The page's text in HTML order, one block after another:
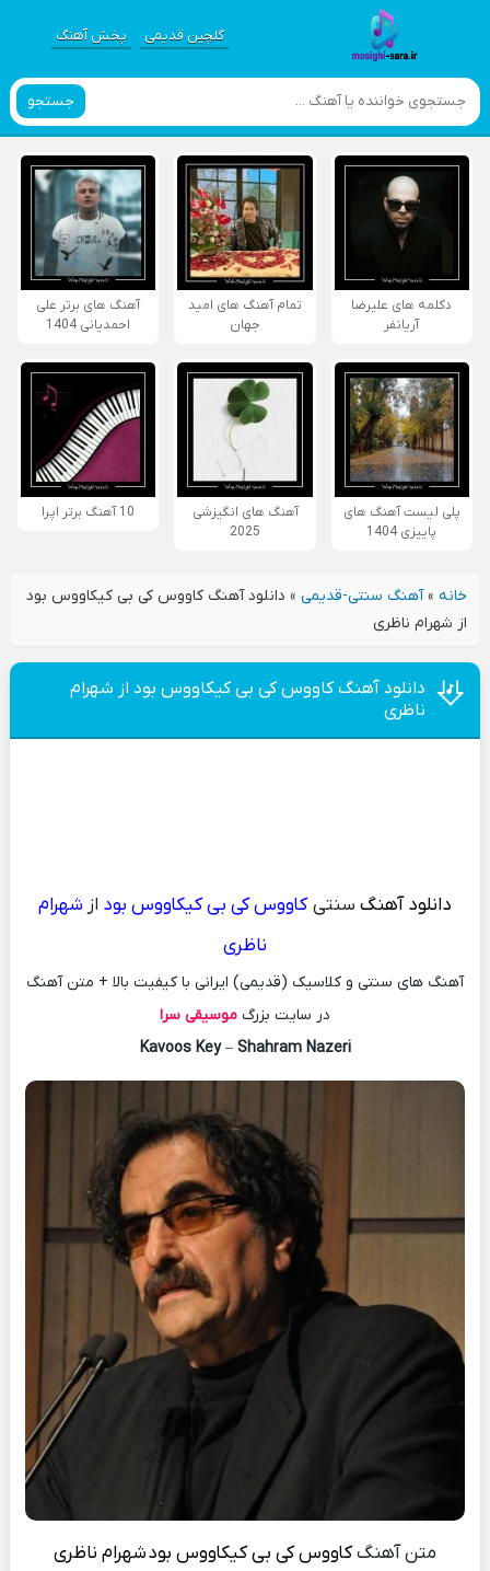
گلچین قدیمی پخش آهنگ
جستجو
دکلمه های علیرضا
آریانفر
تمام آهنگ های امید
جهان
آهنگ های برتر علی
احمدیانی 1404
پلی لیست آهنگ های
پاییزی 1404
آهنگ های انگیزشی
2025
10 آهنگ برتر اپرا
خانه»آهنگ سنتی-قدیمی» دانلود آهنگ کاووس کی بی کیکاووس بود
از شهرام ناظری
دانلود آهنگ کاووس کی بی کیکاووس بود از شهرام
ناظری
دانلود آهنگ سنتی کاووس کی بی کیکاووس بود از شهرام
ناظری
آهنگ های سنتی و کلاسیک (قدیمی) ایرانی با کیفیت بالا + متن آهنگ
در سایت بزرگ موسیقی سرا
Kavoos Key– Shahram Nazeri
متن آهنگکاووس کی بی کیکاووس بودشهرام ناظری